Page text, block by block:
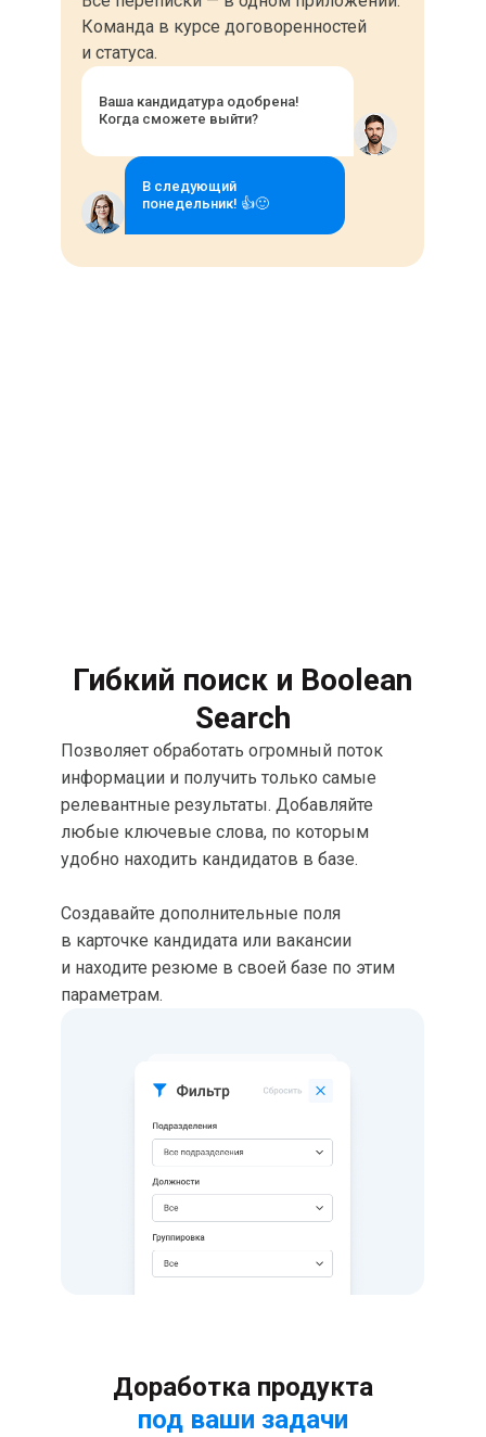
Команда в курсе договоренностей
и статуса.
Ваша кандидатура одобрена!
Когда сможете выйти?
В следующий
понедельник! 👍🙂
Гибкий поиск и Boolean
Search
Позволяет обработать огромный поток
информации и получить только самые
релевантные результаты. Добавляйте
любые ключевые слова, по которым
удобно находить кандидатов в базе.
Создавайте дополнительные поля
в карточке кандидата или вакансии
и находите резюме в своей базе по этим
параметрам.
карточке соискателя или вакансии и
находите анкеты в своей базе по этим
параметрам.
Доработка продукта
под ваши задачи
Публикация вакансий
клик
Используйте готовые шаблоны, чтобы
подготовить текст с условиями на любую
должность компании и опубликовать
объявления на популярных площадках.
Отслеживайте эффективность площадок